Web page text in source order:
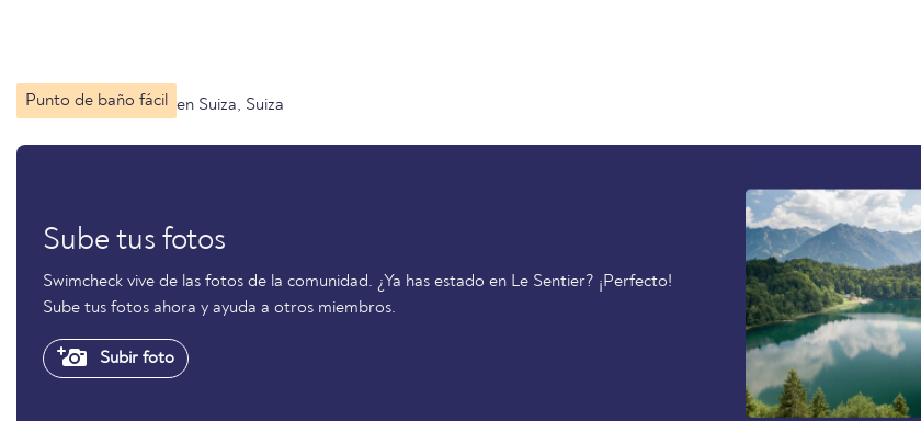
Punto de baño fácil en Suiza, Suiza
Sube tus fotos
Swimcheck vive de las fotos de la comunidad. ¿Ya has estado en Le Sentier? ¡Perfecto!
Sube tus fotos ahora y ayuda a otros miembros.
Subir foto